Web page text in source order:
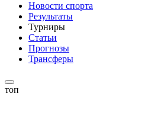
Новости спорта
Результаты
Турниры
Статьи
Прогнозы
Трансферы
топ